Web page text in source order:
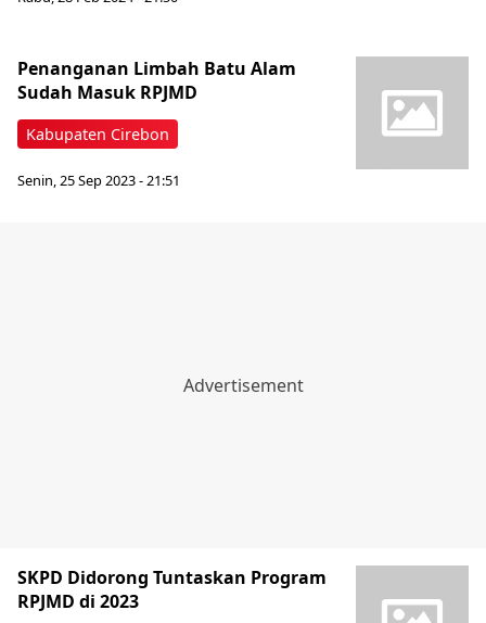
Kabupaten Cirebon
Penanganan Limbah Batu Alam
Sudah Masuk RPJMD
Senin, 25 Sep 2023 - 21:51
SKPD Didorong Tuntaskan Program
RPJMD di 2023